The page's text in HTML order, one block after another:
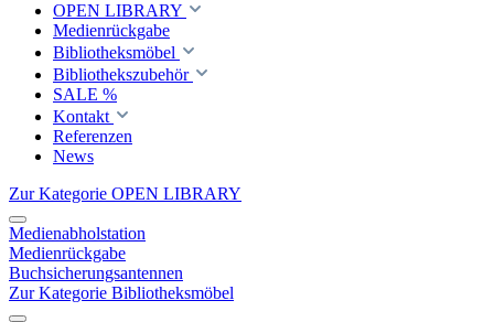
OPEN LIBRARY
Medienrückgabe
Bibliotheksmöbel
Bibliothekszubehör
SALE %
Kontakt
Referenzen
News
Zur Kategorie OPEN LIBRARY
Medienabholstation
Medienrückgabe
Buchsicherungsantennen
Zur Kategorie Bibliotheksmöbel